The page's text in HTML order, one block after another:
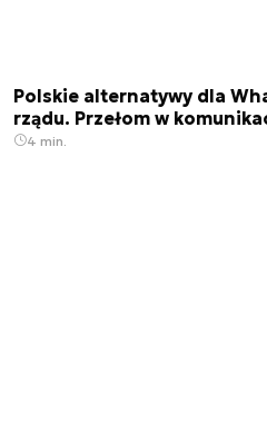
Polskie alternatywy dla
rządu. Przełom w
4 min.